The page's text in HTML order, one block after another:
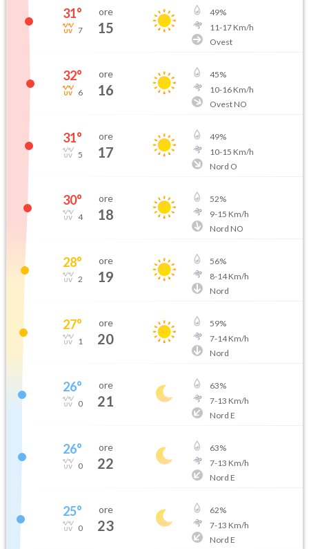
31°
7
ore
15
49%
11-17Km/h
Ovest
32°
6
ore
16
45%
10-16Km/h
Ovest NO
31°
5
ore
17
49%
10-15 Km/h
Nord O
30°
4
ore
18
52%
9-15 Km/h
Nord NO
28°
2
ore
19
56%
8-14Km/h
Nord
27°
1
ore
20
59%
7-14Km/h
Nord
26°
0
ore
21
63%
7-13 Km/h
Nord E
26°
0
ore
22
63%
7-13 Km/h
Nord E
25°
0
ore
23
62%
7-13 Km/h
Nord E